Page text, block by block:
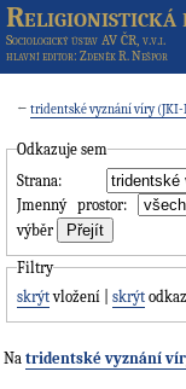
Religionistická
Sociologický ústav AV ČR, v.v.i.
hlavní editor: Zdeněk R. Nešpor
←tridentské vyznání víry
Odkazuje sem
Strana:
Jmenný prostor:
výběr
Filtry
skrýtvložení |skrýt
Na tridentské vyznání